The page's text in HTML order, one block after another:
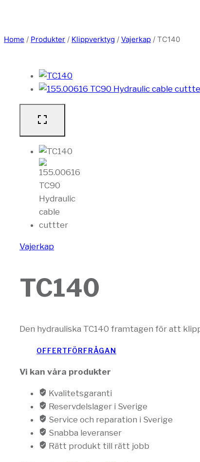
Home / Produkter / Klippverktyg / Vajerkap / TC140
Vajerkap
TC140
Den hydrauliska TC140 framtagen för att
OFFERTFÖRFRÅGAN
Vi kan våra produkter
Kvalitetsgaranti
Reservdelslager i Sverige
Service och reparation i Sverige
Snabba leveranser
Rätt produkt till rätt jobb